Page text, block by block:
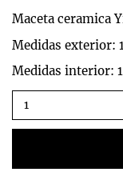
Maceta ceramica
Medidas exterior:
Medidas interior: